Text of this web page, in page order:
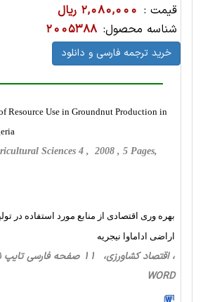
قیمت : 2,080,000 ریال
شناسه محصول: 2005388
خرید ترجمه فارسی و دانلود
Resource Use in Groundnut Production in
Sciences 4 , 2008 , 5 Pages,
بهره وری اقتصادی از منابع مورد استفاده در
اراضی اداماوا نیجریه
WORD